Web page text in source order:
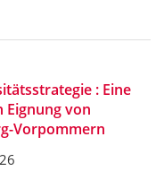
: Eine
von
Vorpommern